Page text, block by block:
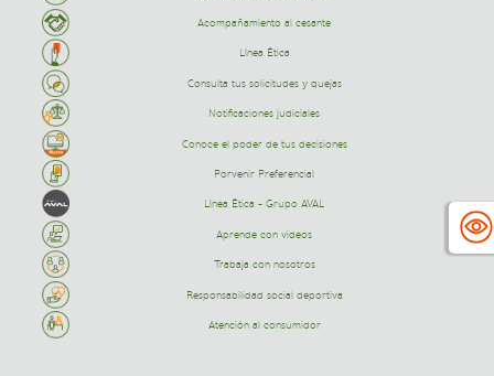
Acompañamiento al cesante
Línea Ética
Consulta tus solicitudes y quejas
Notificaciones judiciales
Conoce el poder de tus decisiones
Porvenir Preferencial
Línea Ética - Grupo AVAL
Aprende con videos
Trabaja con nosotros
Responsabilidad social deportiva
Atención al consumidor